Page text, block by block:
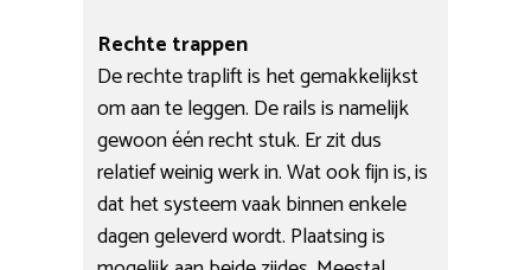
Rechte trappen
De rechte traplift is het gemakkelijkst
om aan te leggen. De rails is namelijk
gewoon één recht stuk. Er zit dus
relatief weinig werk in. Wat ook fijn is, is
dat het systeem vaak binnen enkele
dagen geleverd wordt. Plaatsing is